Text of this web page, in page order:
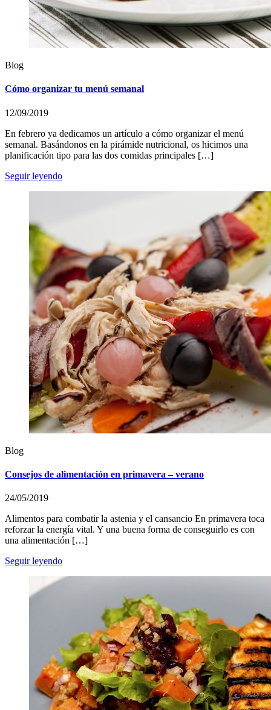
Blog
Cómo organizar tu menú semanal
12/09/2019
En febrero ya dedicamos un artículo a cómo organizar el menú
semanal. Basándonos en la pirámide nutricional, os hicimos una
planificación tipo para las dos comidas principales […]
Seguir leyendo
Blog
Consejos de alimentación en primavera – verano
24/05/2019
Alimentos para combatir la astenia y el cansancio En primavera toca
reforzar la energía vital. Y una buena forma de conseguirlo es con
una alimentación […]
Seguir leyendo